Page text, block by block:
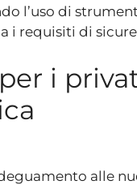
l’uso di
i requisiti di
i
alle